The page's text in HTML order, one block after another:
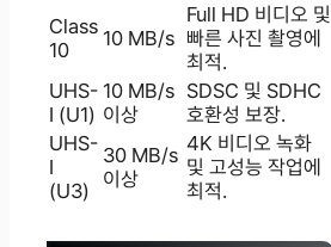
Class
10
10 MB/s
Full HD 비디오 및
빠른 사진 촬영에
최적.
UHS-
I (U1)
10 MB/s
이상
SDSC 및 SDHC
호환성 보장.
UHS-
I
(U3)
30 MB/s
이상
4K 비디오 녹화
및 고성능 작업에
최적.